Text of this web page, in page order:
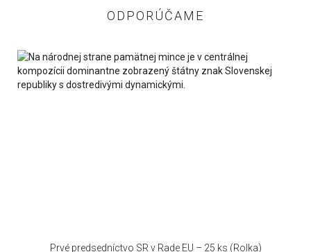
ODPORÚČAME
Prvé predsedníctvo SR v Rade EU – 25 ks (Rolka)